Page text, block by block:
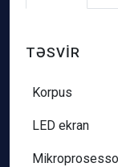
TƏSVIR
Korpus
LED ekran